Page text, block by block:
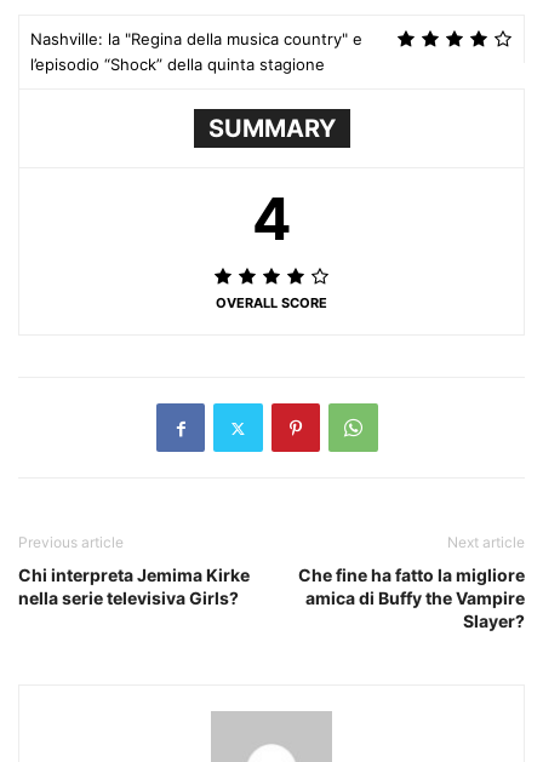
Nashville: la "Regina della musica country" e
l’episodio “Shock” della quinta stagione
SUMMARY
4
OVERALL SCORE
Previous article
Chi interpreta Jemima Kirke
nella serie televisiva Girls?
Next article
Che fine ha fatto la migliore
amica di Buffy the Vampire
Slayer?